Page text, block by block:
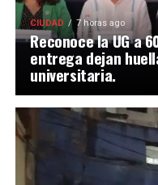
CIUDAD 7 horas ago
Reconoce la UG a
entrega dejan
universitaria.